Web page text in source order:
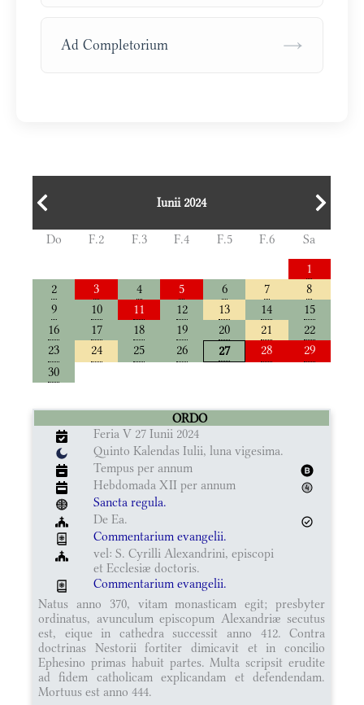
Ad Completorium →
Iunii 2024
Do F.2 F.3 F.4 F.5 F.6
Sa
1
2
3 4 5 6 7
8
9
10 11 12 13 14
15
16
17 18 19 20 21
22
23
24 25 26 27 28
29
30
ORDO
Feria V 27 Iunii 2024
Quinto Kalendas Iulii, luna vigesima.
Tempus per annum
Hebdomada XII per annum
Sancta regula.
De Ea.
Commentarium evangelii.
vel: S. Cyrilli Alexandrini, episcopi
et Ecclesiæ doctoris.
Commentarium evangelii.
Natus anno 370, vitam monasticam egit; presbyter
ordinatus, avunculum episcopum Alexandriæ secutus
est, eique in cathedra successit anno 412. Contra
doctrinas Nestorii fortiter dimicavit et in concilio
Ephesino primas habuit partes. Multa scripsit erudite
ad fidem catholicam explicandam et defendendam.
Mortuus est anno 444.